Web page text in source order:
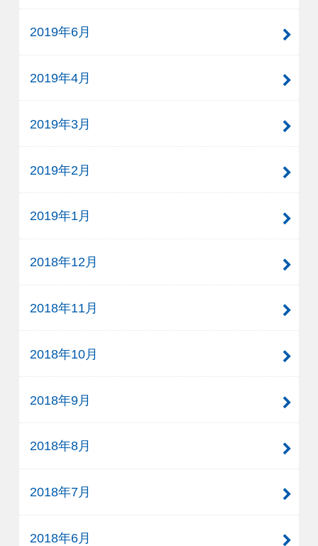
2019年6月
2019年4月
2019年3月
2019年2月
2019年1月
2018年12月
2018年11月
2018年10月
2018年9月
2018年8月
2018年7月
2018年6月